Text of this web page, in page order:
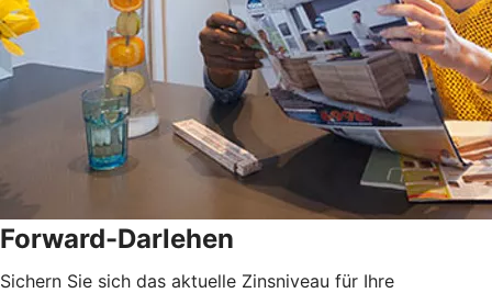
Forward-Darlehen
Sichern Sie sich das aktuelle Zinsniveau für Ihre